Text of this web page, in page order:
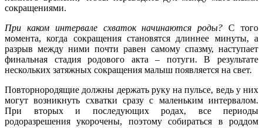
сокращениями.
При каком интервале схваток начинаются роды? С того
момента, когда сокращения становятся длиннее минуты, а
разрыв между ними почти равен самому спазму, наступает
финальная стадия родового акта – потуги. В результате
нескольких затяжных сокращения малыш появляется на свет.
Повторнородящие должны держать руку на пульсе, ведь у них
могут возникнуть схватки сразу с маленьким интервалом.
При вторых и последующих родах, все периоды
родоразрешения укорочены, поэтому собираться в роддом